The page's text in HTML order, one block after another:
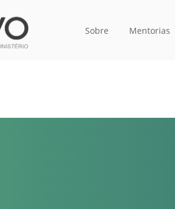
Sobre Mentorias